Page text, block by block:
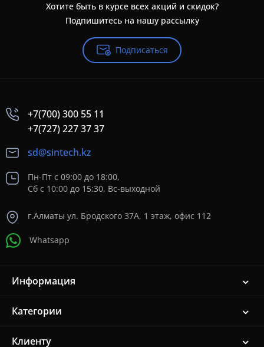
Хотите быть в курсе всех акций и скидок?
Подпишитесь на нашу рассылку
Подписаться
+7(700) 300 55 11
+7(727) 227 37 37
sd@sintech.kz
Пн-Пт с 09:00 до 18:00,
Сб с 10:00 до 15:30, Вс-выходной
г.Алматы ул. Бродского 37A, 1 этаж, офис 112
Whatsapp
Информация
Категории
Клиенту